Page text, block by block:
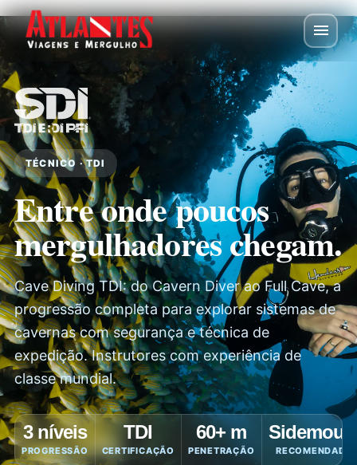
TÉCNICO · TDI
Entre onde poucos
mergulhadores chegam.
Cave Diving TDI: do Cavern Diver ao Full Cave, a
progressão completa para explorar sistemas de
cavernas com segurança e técnica de
expedição. Instrutores com experiência de
classe mundial.
3 níveis
PROGRESSÃO
TDI
CERTIFICAÇÃO
60+ m
PENETRAÇÃO RECOMENDADO